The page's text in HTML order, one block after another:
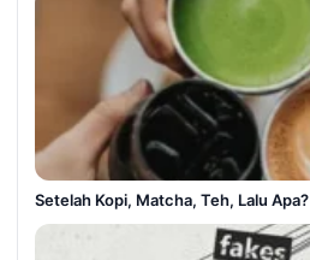
Setelah Kopi, Matcha, Teh, Lalu Apa?